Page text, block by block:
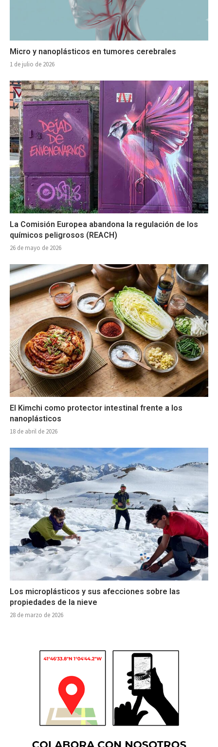
Micro y nanoplásticos en tumores cerebrales
1 de julio de 2026
La Comisión Europea abandona la regulación de los
químicos peligrosos (REACH)
26 de mayo de 2026
El Kimchi como protector intestinal frente a los
nanoplásticos
18 de abril de 2026
Los microplásticos y sus afecciones sobre las
propiedades de la nieve
28 de marzo de 2026